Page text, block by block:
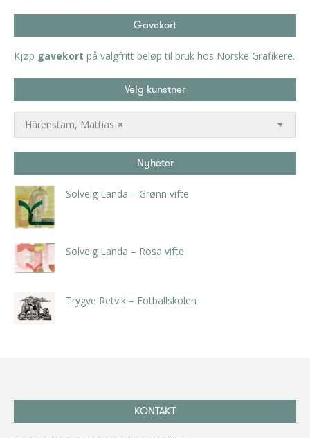
Gavekort
Kjøp gavekort på valgfritt beløp til bruk hos Norske Grafikere.
Velg kunstner
×
Härenstam, Mattias
Nyheter
Solveig Landa – Grønn vifte
Solveig Landa – Rosa vifte
Trygve Retvik – Fotballskolen
KONTAKT